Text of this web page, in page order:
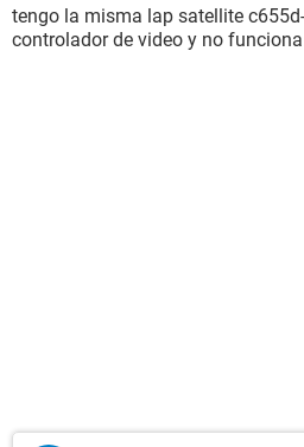
tengo la misma lap satellite
controlador de video y no